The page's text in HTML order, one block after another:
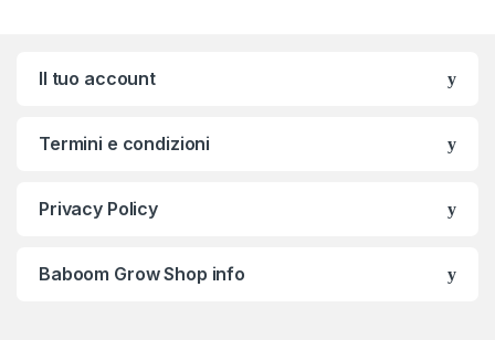
Il tuo account
Termini e condizioni
Privacy Policy
Baboom Grow Shop info